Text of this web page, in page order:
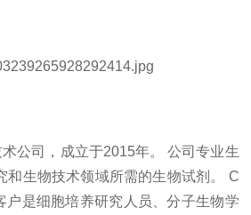
公司，成立于2015年。 公司专业生
和生物技术领域所需的生物试剂。 C
户是细胞培养研究人员、分子生物学